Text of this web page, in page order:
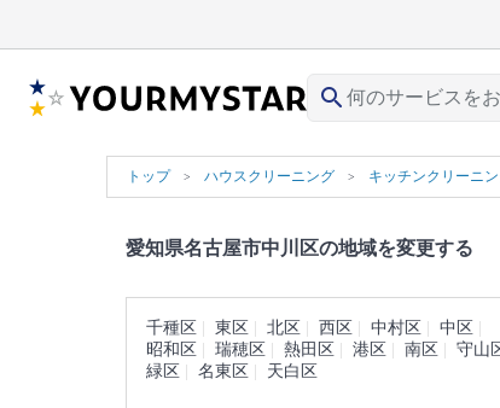
search
トップ ハウスクリーニング キッチンクリーニ
愛知県名古屋市中川区の地域を変更する
千種区 東区 北区 西区 中村区
中区
昭和区
瑞穂区 熱田区 港区 南区
守山
緑区
名東区 天白区